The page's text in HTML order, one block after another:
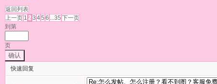
返回列表
上一页 1 2 3 45 6 ...35 下一页
到第
页
确认
快速回复